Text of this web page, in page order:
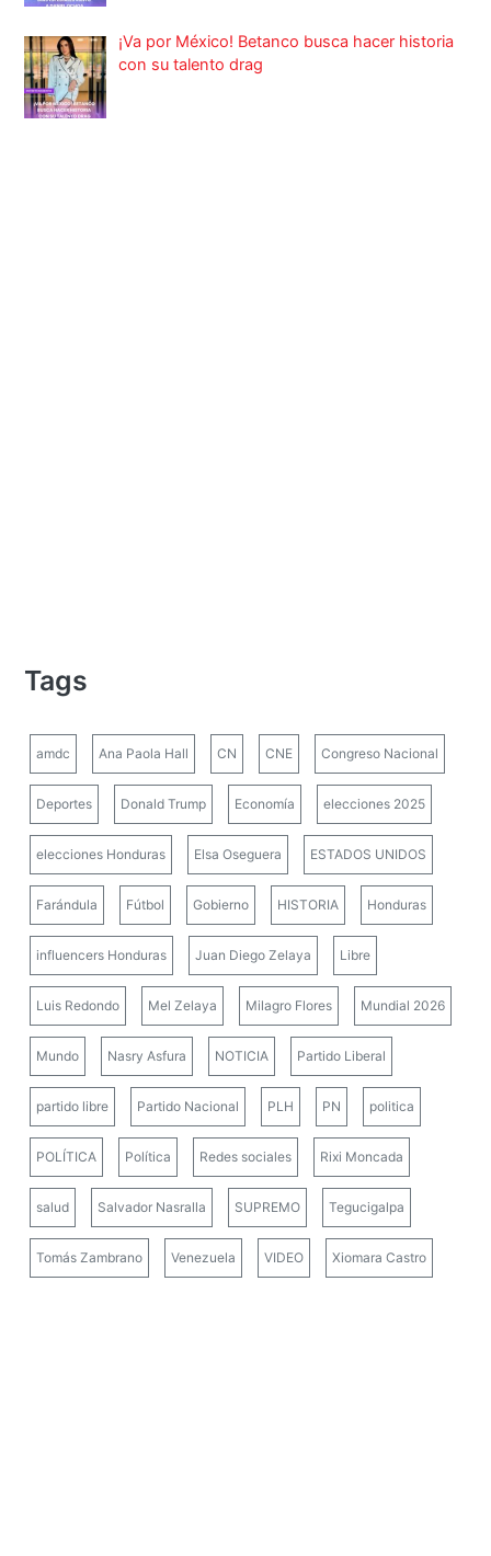
¡Va por México! Betanco busca hacer historia
con su talento drag
Tags
amdc Ana Paola Hall CN CNE Congreso Nacional
Deportes Donald Trump Economía elecciones 2025
elecciones Honduras Elsa Oseguera ESTADOS UNIDOS
Farándula Fútbol Gobierno HISTORIA Honduras
influencers Honduras Juan Diego Zelaya Libre
Luis Redondo Mel Zelaya Milagro Flores Mundial 2026
Mundo Nasry Asfura NOTICIA Partido Liberal
partido libre Partido Nacional PLH PN politica
POLÍTICA Política Redes sociales Rixi Moncada
salud Salvador Nasralla SUPREMO Tegucigalpa
Tomás Zambrano Venezuela VIDEO Xiomara Castro